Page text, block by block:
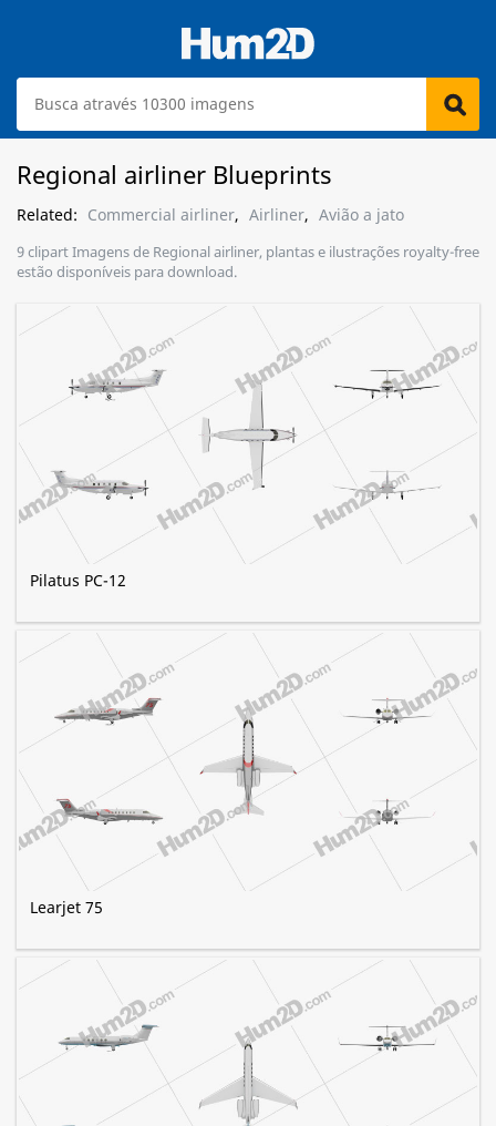
Regional airliner Blueprints
Related: Commercial airliner, Airliner, Avião a jato
9 clipart Imagens de Regional airliner, plantas e ilustrações royalty-free
estão disponíveis para download.
Pilatus PC-12
Learjet 75